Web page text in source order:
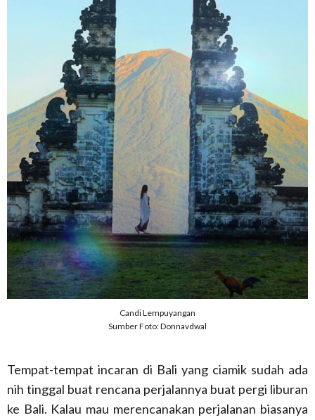
Candi Lempuyangan
Sumber Foto: Donnavdwal
Tempat-tempat incaran di Bali yang ciamik sudah ada
nih tinggal buat rencana perjalannya buat pergi liburan
ke Bali. Kalau mau merencanakan perjalanan biasanya